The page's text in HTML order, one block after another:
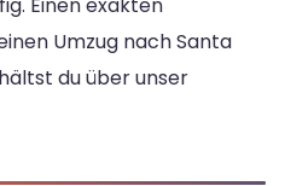
Einen exakten
Umzug nach Santa
du über unser